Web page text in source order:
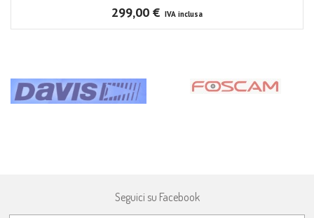
299,00 € IVA inclusa
Seguici su Facebook